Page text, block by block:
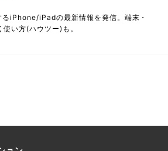
iPhone/iPadの最新情報を発信。端末・
い方(ハウツー)も。